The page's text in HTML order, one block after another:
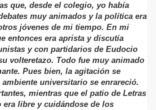
que, desde el colegio, yo había
muy animados y la política era
jóvenes de mi tiempo. En mi
entonces era aprista y discutía
y con partidarios de Eudocio
volteretazo. Todo fue muy animado
Pues bien, la agitación se
universitario se enrareció.
mientras que el patio de Letras
libre y cuidándose de los